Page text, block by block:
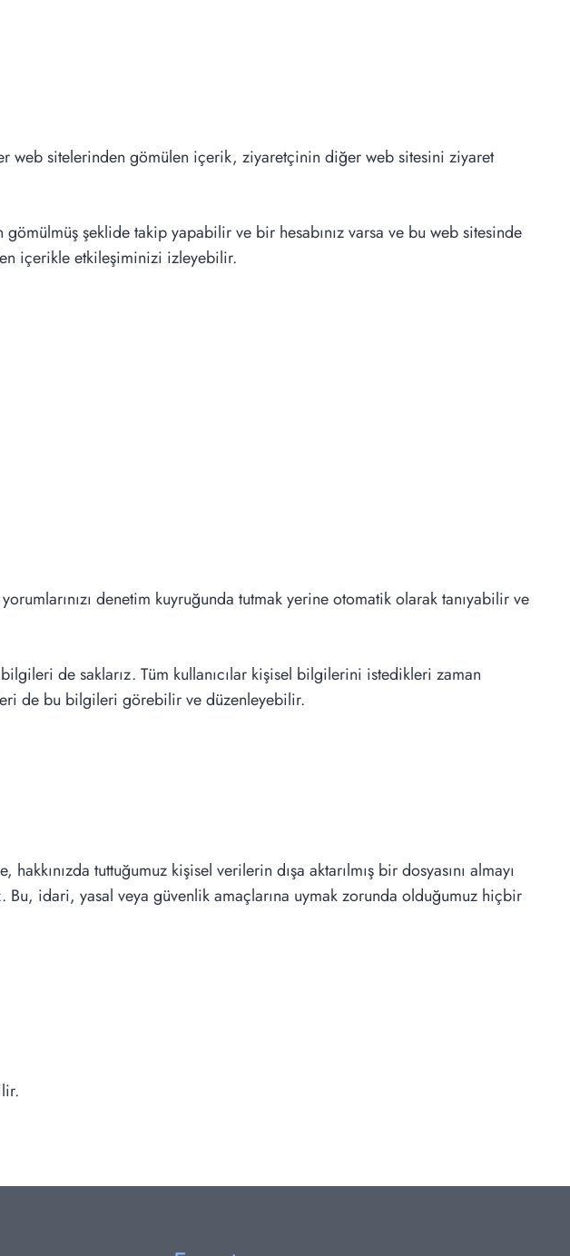
sitelerinden gömülen içerik, ziyaretçinin diğer web sitesini ziyaret
şeklide takip yapabilir ve bir hesabınız varsa ve bu web sitesinde
içerikle etkileşiminizi izleyebilir.
denetim kuyruğunda tutmak yerine otomatik olarak tanıyabilir ve
de saklarız. Tüm kullanıcılar kişisel bilgilerini istedikleri zaman
de bu bilgileri görebilir ve düzenleyebilir.
tuttuğumuz kişisel verilerin dışa aktarılmış bir dosyasını almayı
idari, yasal veya güvenlik amaçlarına uymak zorunda olduğumuz hiçbir